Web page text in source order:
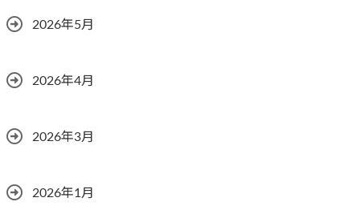
2026年5月
2026年4月
2026年3月
2026年1月